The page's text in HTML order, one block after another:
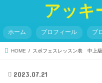
アッキ
ホーム プロフィール ブ
HOME スポフェスレッスン表 中上
2023.07.21